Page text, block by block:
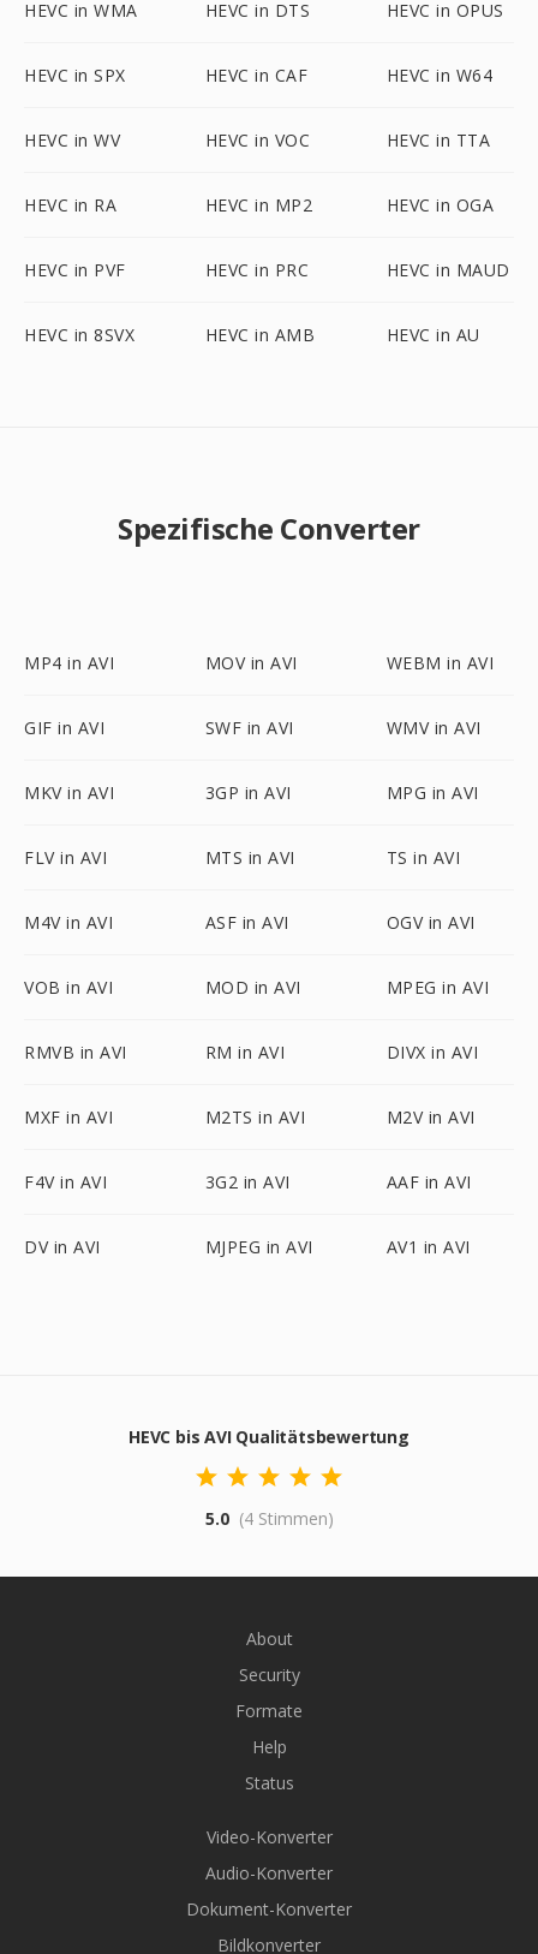
HEVC in WMA HEVC in DTS HEVC in OPUS
HEVC in SPX HEVC in CAF HEVC in W64
HEVC in WV HEVC in VOC HEVC in TTA
HEVC in RA HEVC in MP2 HEVC in OGA
HEVC in PVF HEVC in PRC HEVC in MAUD
HEVC in 8SVX HEVC in AMB HEVC in AU
Spezifische Converter
MP4 in AVI MOV in AVI WEBM in AVI
GIF in AVI SWF in AVI WMV in AVI
MKV in AVI 3GP in AVI MPG in AVI
FLV in AVI MTS in AVI TS in AVI
M4V in AVI ASF in AVI OGV in AVI
VOB in AVI MOD in AVI MPEG in AVI
RMVB in AVI RM in AVI DIVX in AVI
MXF in AVI M2TS in AVI M2V in AVI
F4V in AVI 3G2 in AVI AAF in AVI
DV in AVI MJPEG in AVI AV1 in AVI
HEVC bis AVI Qualitätsbewertung
5.0 (4 Stimmen)
About
Security
Formate
Help
Status
Video-Konverter
Audio-Konverter
Dokument-Konverter
Bildkonverter